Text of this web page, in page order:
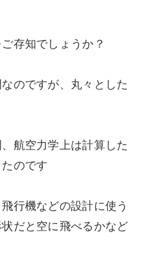
存知でしょうか？
のですが、丸々とした
航空力学上は計算した
のです
行機などの設計に使う
だと空に飛べるかなど